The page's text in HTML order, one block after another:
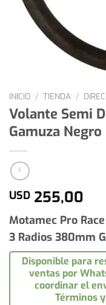
INICIO / TIENDA /
Volante Semi
Gamuza Negro
USD 255,00
Motamec Pro
3 Radios 380mm
Disponible para
ventas por
coordinar el
Términos